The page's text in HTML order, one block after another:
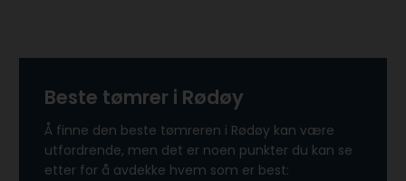
Beste tømrer i Rødøy
Å finne den beste tømreren i Rødøy kan være
utfordrende, men det er noen punkter du kan se
etter for å avdekke hvem som er best: